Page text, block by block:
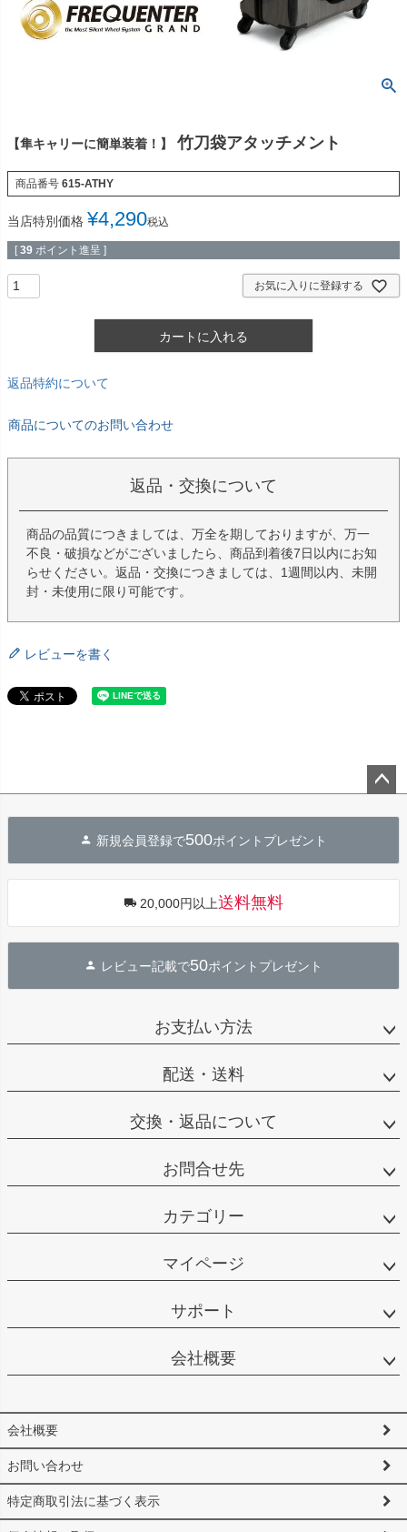
【隼キャリーに簡単装着！】 竹刀袋アタッチメント
商品番号 615-ATHY
当店特別価格 ¥4,290税込
[ 39 ポイント進呈 ]
お気に入りに登録する
カートに入れる
返品特約について
商品についてのお問い合わせ
返品・交換について
商品の品質につきましては、万全を期しておりますが、万一
不良・破損などがございましたら、商品到着後7日以内にお知
らせください。返品・交換につきましては、1週間以内、未開
封・未使用に限り可能です。
レビューを書く
へ
新規会員登録で500ポイントプレゼント
20,000円以上送料無料
レビュー記載で50ポイントプレゼント
お支払い方法
配送・送料
交換・返品について
お問合せ先
カテゴリー
マイページ
サポート
会社概要
会社概要
お問い合わせ
特定商取引法に基づく表示